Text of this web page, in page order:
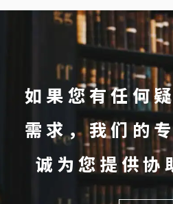
如果您有任何
需求，我们的
诚为您提供协